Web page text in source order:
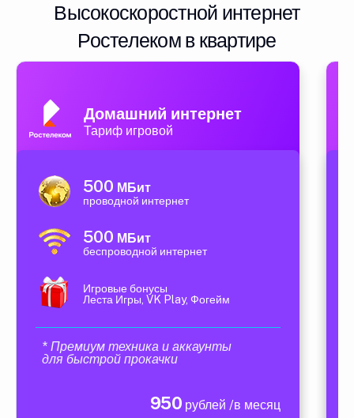
Высокоскоростной интернет
Ростелеком в квартире
Домашний интернет
Тариф игровой
500 МБит
проводной интернет
500 МБит
беспроводной интернет
Игровые бонусы
Леста Игры, VK Play, Фогейм
* Премиум техника и аккаунты
для быстрой прокачки
950 рублей /в месяц